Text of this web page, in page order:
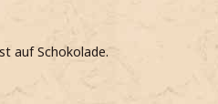
auf Schokolade.